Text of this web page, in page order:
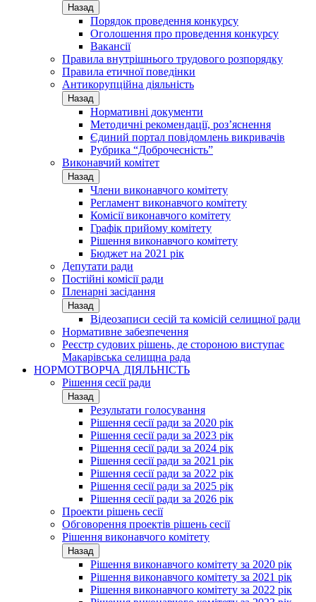
Назад
Порядок проведення конкурсу
Оголошення про проведення конкурсу
Вакансії
Правила внутрішнього трудового розпорядку
Правила етичної поведінки
Антикорупційна діяльність
Назад
Нормативні документи
Методичні рекомендації, роз’яснення
Єдиний портал повідомлень викривачів
Рубрика “Доброчесність”
Виконавчий комітет
Назад
Члени виконавчого комітету
Регламент виконавчого комітету
Комісії виконавчого комітету
Графік прийому комітету
Рішення виконавчого комітету
Бюджет на 2021 рік
Депутати ради
Постійні комісії ради
Пленарні засідання
Назад
Відеозаписи сесій та комісій селищної ради
Нормативне забезпечення
Реєстр судових рішень, де стороною виступає
Макарівська селищна рада
НОРМОТВОРЧА ДІЯЛЬНІСТЬ
Рішення сесії ради
Назад
Результати голосування
Рішення сесії ради за 2020 рік
Рішення сесії ради за 2023 рік
Рішення сесії ради за 2024 рік
Рішення сесії ради за 2021 рік
Рішення сесії ради за 2022 рік
Рішення сесії ради за 2025 рік
Рішення сесії ради за 2026 рік
Проекти рішень сесії
Обговорення проектів рішень сесії
Рішення виконавчого комітету
Назад
Рішення виконавчого комітету за 2020 рік
Рішення виконавчого комітету за 2021 рік
Рішення виконавчого комітету за 2022 рік